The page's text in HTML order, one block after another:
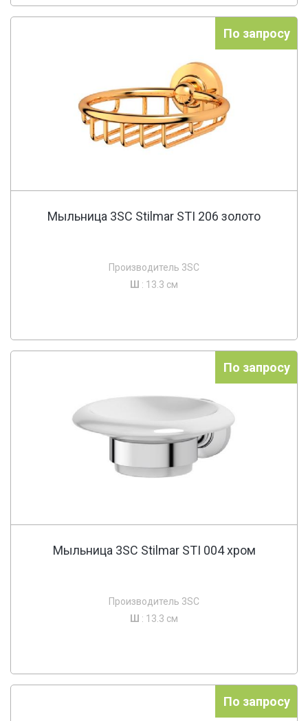
По запросу
Мыльница 3SC Stilmar STI 206 золото
Производитель 3SC
Ш : 13.3 см
По запросу
Мыльница 3SC Stilmar STI 004 хром
Производитель 3SC
Ш : 13.3 см
По запросу